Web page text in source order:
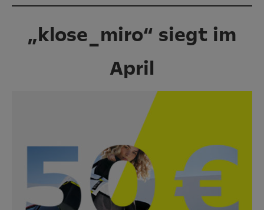
„klose_miro“ siegt im
April